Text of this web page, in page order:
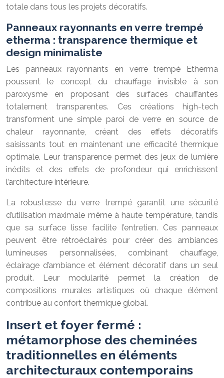
totale dans tous les projets décoratifs.
Panneaux rayonnants en verre trempé
etherma : transparence thermique et
design minimaliste
Les panneaux rayonnants en verre trempé Etherma
poussent le concept du chauffage invisible à son
paroxysme en proposant des surfaces chauffantes
totalement transparentes. Ces créations high-tech
transforment une simple paroi de verre en source de
chaleur rayonnante, créant des effets décoratifs
saisissants tout en maintenant une efficacité thermique
optimale. Leur transparence permet des jeux de lumière
inédits et des effets de profondeur qui enrichissent
l’architecture intérieure.
La robustesse du verre trempé garantit une sécurité
d’utilisation maximale même à haute température, tandis
que sa surface lisse facilite l’entretien. Ces panneaux
peuvent être rétroéclairés pour créer des ambiances
lumineuses personnalisées, combinant chauffage,
éclairage d’ambiance et élément décoratif dans un seul
produit. Leur modularité permet la création de
compositions murales artistiques où chaque élément
contribue au confort thermique global.
Insert et foyer fermé :
métamorphose des cheminées
traditionnelles en éléments
architecturaux contemporains